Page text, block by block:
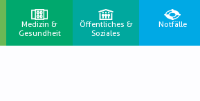
Medizin &
Gesundheit
Öffentliches &
Soziales
Notfälle